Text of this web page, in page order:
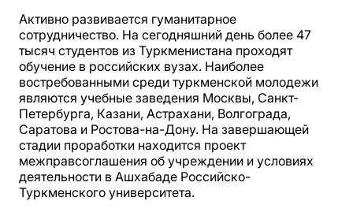
Активно развивается гуманитарное
сотрудничество. На сегодняшний день более 47
тысяч студентов из Туркменистана проходят
обучение в российских вузах. Наиболее
востребованными среди туркменской молодежи
являются учебные заведения Москвы, Санкт-
Петербурга, Казани, Астрахани, Волгограда,
Саратова и Ростова-на-Дону. На завершающей
стадии проработки находится проект
межправсоглашения об учреждении и условиях
деятельности в Ашхабаде Российско-
Туркменского университета.